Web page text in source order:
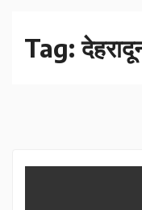
Tag: